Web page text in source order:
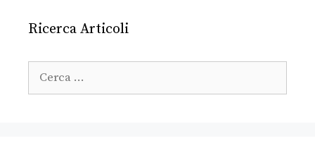
Ricerca Articoli